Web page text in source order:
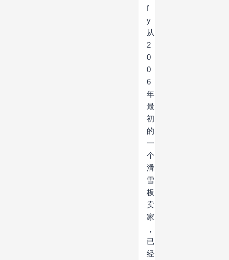
f
y
从
2
0
0
6
年
最
初
的
一
个
滑
雪
板
卖
家
，
已
经